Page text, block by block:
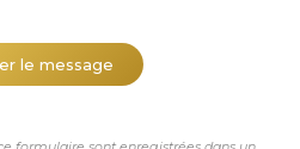
le message